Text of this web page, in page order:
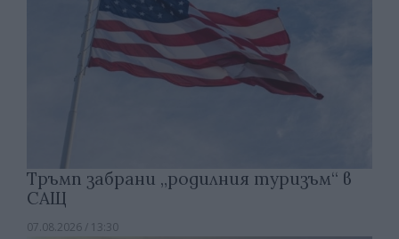
Тръмп забрани „родилния туризъм“ в
САЩ
07.08.2026 / 13:30